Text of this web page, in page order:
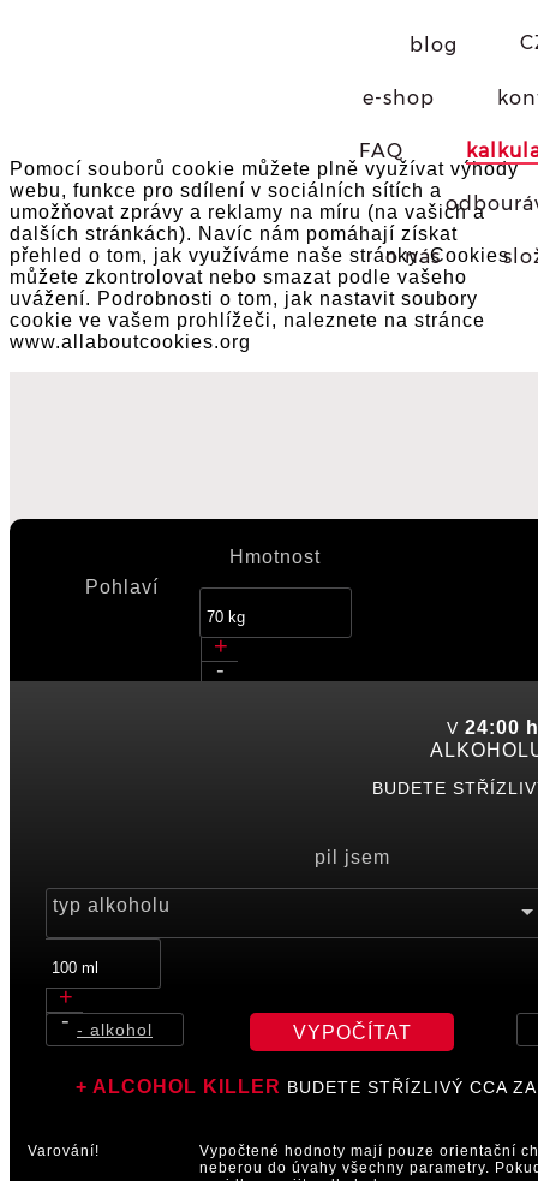
Pomocí souborů cookie můžete plně využívat výhody
webu, funkce pro sdílení v sociálních sítích a
umožňovat zprávy a reklamy na míru (na vašich a
dalších stránkách). Navíc nám pomáhají získat
přehled o tom, jak využíváme naše stránky. Cookies
můžete zkontrolovat nebo smazat podle vašeho
uvážení. Podrobnosti o tom, jak nastavit soubory
cookie ve vašem prohlížeči, naleznete na stránce
www.allaboutcookies.org
blog
e-shop
FAQ
o nás
Pohlaví
Hmotnost
+
-
pil jsem
typ alkoholu
+
- - alkohol VYPOČÍTAT
V 24:00
BUDETE
+ ALCOHOL KILLER BUDETE STŘÍZLIVÝ CCA
Varování!
Vypočtené hodnoty mají pouze orientační
neberou do úvahy všechny parametry.